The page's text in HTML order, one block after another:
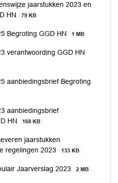
jaarstukken 2023 en
HN
79 KB
Begroting GGD HN 1 MB
verantwoording GGD HN
aanbiedingsbrief Begroting
aanbiedingsbrief
HN
168 KB
jaarstukken
regelingen 2023
133 KB
Jaarverslag 2023 2 MB